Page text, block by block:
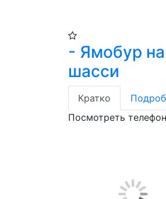
- Ямобур
шасси
Кратко
Посмотреть телефон